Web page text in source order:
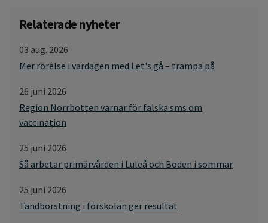
Relaterade nyheter
03 aug. 2026
Mer rörelse i vardagen med Let's gå – trampa på
26 juni 2026
Region Norrbotten varnar för falska sms om
vaccination
25 juni 2026
Så arbetar primärvården i Luleå och Boden i sommar
25 juni 2026
Tandborstning i förskolan ger resultat